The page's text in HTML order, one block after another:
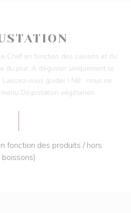
Chef en fonction des saisons et du
du jour. A déguster uniquement le
vous guider ! NB : nous ne
Dégustation végétarien.
fonction des produits / hors
boissons)